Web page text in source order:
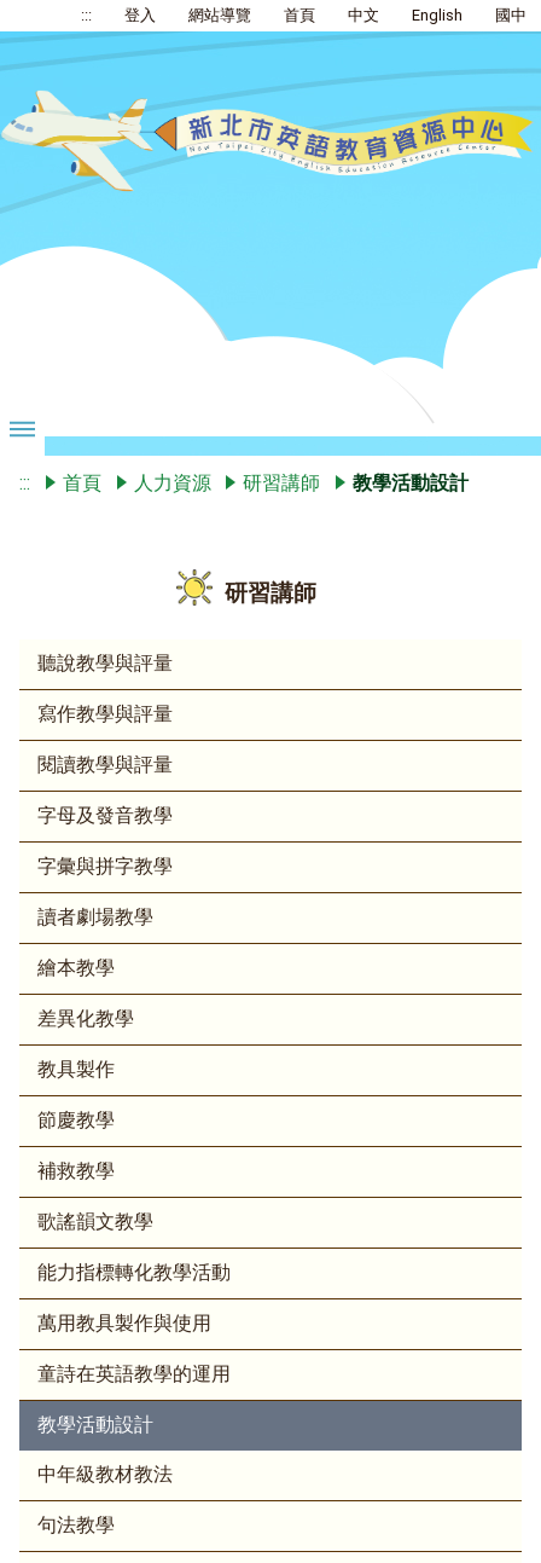
::: 登入 網站導覽 首頁 中文 English 國中
::: 首頁 人力資源 研習講師 教學活動設計
研習講師
聽說教學與評量
寫作教學與評量
閱讀教學與評量
字母及發音教學
字彙與拼字教學
讀者劇場教學
繪本教學
差異化教學
教具製作
節慶教學
補救教學
歌謠韻文教學
能力指標轉化教學活動
萬用教具製作與使用
童詩在英語教學的運用
教學活動設計
中年級教材教法
句法教學